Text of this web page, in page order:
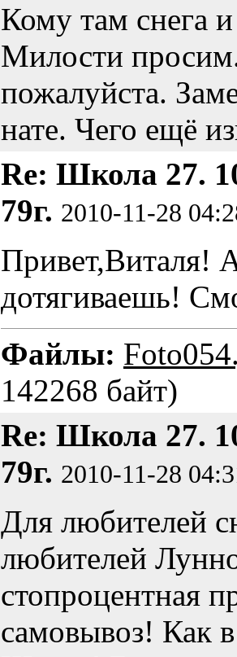
Кому там снега и
Милости
пожалуйста.
нате. Чего ещё
Re: Школа 27.
79г. 2010-11-28
Привет,Виталя!
дотягиваешь!
Файлы:
142268 байт)
Re: Школа 27.
79г. 2010-11-28
Для любителей
любителей
стопроцентная
самовывоз! Как